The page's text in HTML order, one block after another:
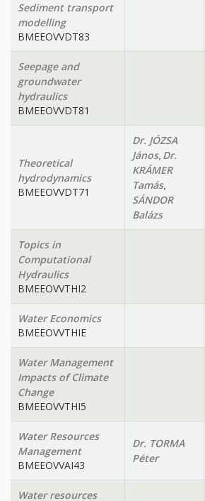
Sediment transport
modelling
BMEEOVVDT83
Seepage and
groundwater
hydraulics
BMEEOVVDT81
Theoretical
hydrodynamics
BMEEOVVDT71
Dr. JÓZSA
János, Dr.
KRÁMER
Tamás,
SÁNDOR
Balázs
Topics in
Computational
Hydraulics
BMEEOVVTHI2
Water Economics
BMEEOVVTHIE
Water Management
Impacts of Climate
Change
BMEEOVVTHI5
Water Resources
Management
BMEEOVVAI43
Dr. TORMA
Péter
Water resources